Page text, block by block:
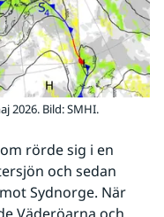
2026. Bild: SMHI.
rörde sig i en
och sedan
Sydnorge. När